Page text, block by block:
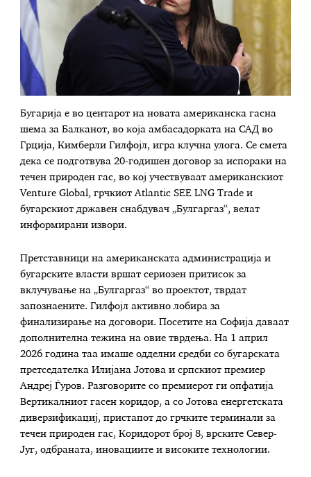
Бугарија е во центарот на новата американска гасна
шема за Балканот, во која амбасадорката на САД во
Грција, Кимберли Гилфојл, игра клучна улога. Се смета
дека се подготвува 20-годишен договор за испораки на
течен природен гас, во кој учествуваат американскиот
Venture Global, грчкиот Atlantic SEE LNG Trade и
бугарскиот државен снабдувач „Булгаргаз“, велат
информирани извори.
Претставници на американската администрација и
бугарските власти вршат сериозен притисок за
вклучување на „Булгаргаз“ во проектот, тврдат
запознаените. Гилфојл активно лобира за
финализирање на договори. Посетите на Софија даваат
дополнителна тежина на овие тврдења. На 1 април
2026 година таа имаше одделни средби со бугарската
претседателка Илијана Јотова и српскиот премиер
Андреј Ѓуров. Разговорите со премиерот ги опфатија
Вертикалниот гасен коридор, а со Јотова енергетската
диверзификациј, пристапот до грчките терминали за
течен природен гас, Коридорот број 8, врските Север-
Југ, одбраната, иновациите и високите технологии.